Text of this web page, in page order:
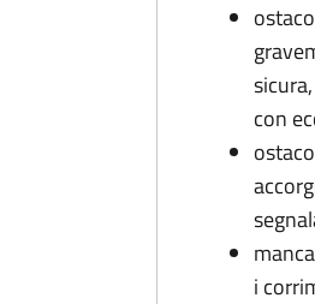
con
i